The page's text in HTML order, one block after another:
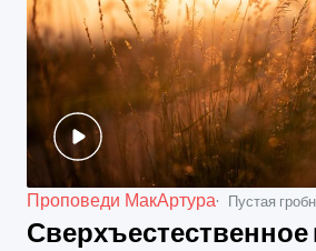
Проповеди МакАртура Пустая
Сверхъестественное